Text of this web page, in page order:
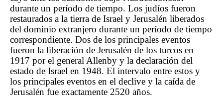
durante un período de tiempo. Los judíos fueron
restaurados a la tierra de Israel y Jerusalén liberados
del dominio extranjero durante un período de tiempo
correspondiente. Dos de los principales eventos
fueron la liberación de Jerusalén de los turcos en
1917 por el general Allenby y la declaración del
estado de Israel en 1948. El intervalo entre estos y
los principales eventos en el declive y la caída de
Jerusalén fue exactamente 2520 años.